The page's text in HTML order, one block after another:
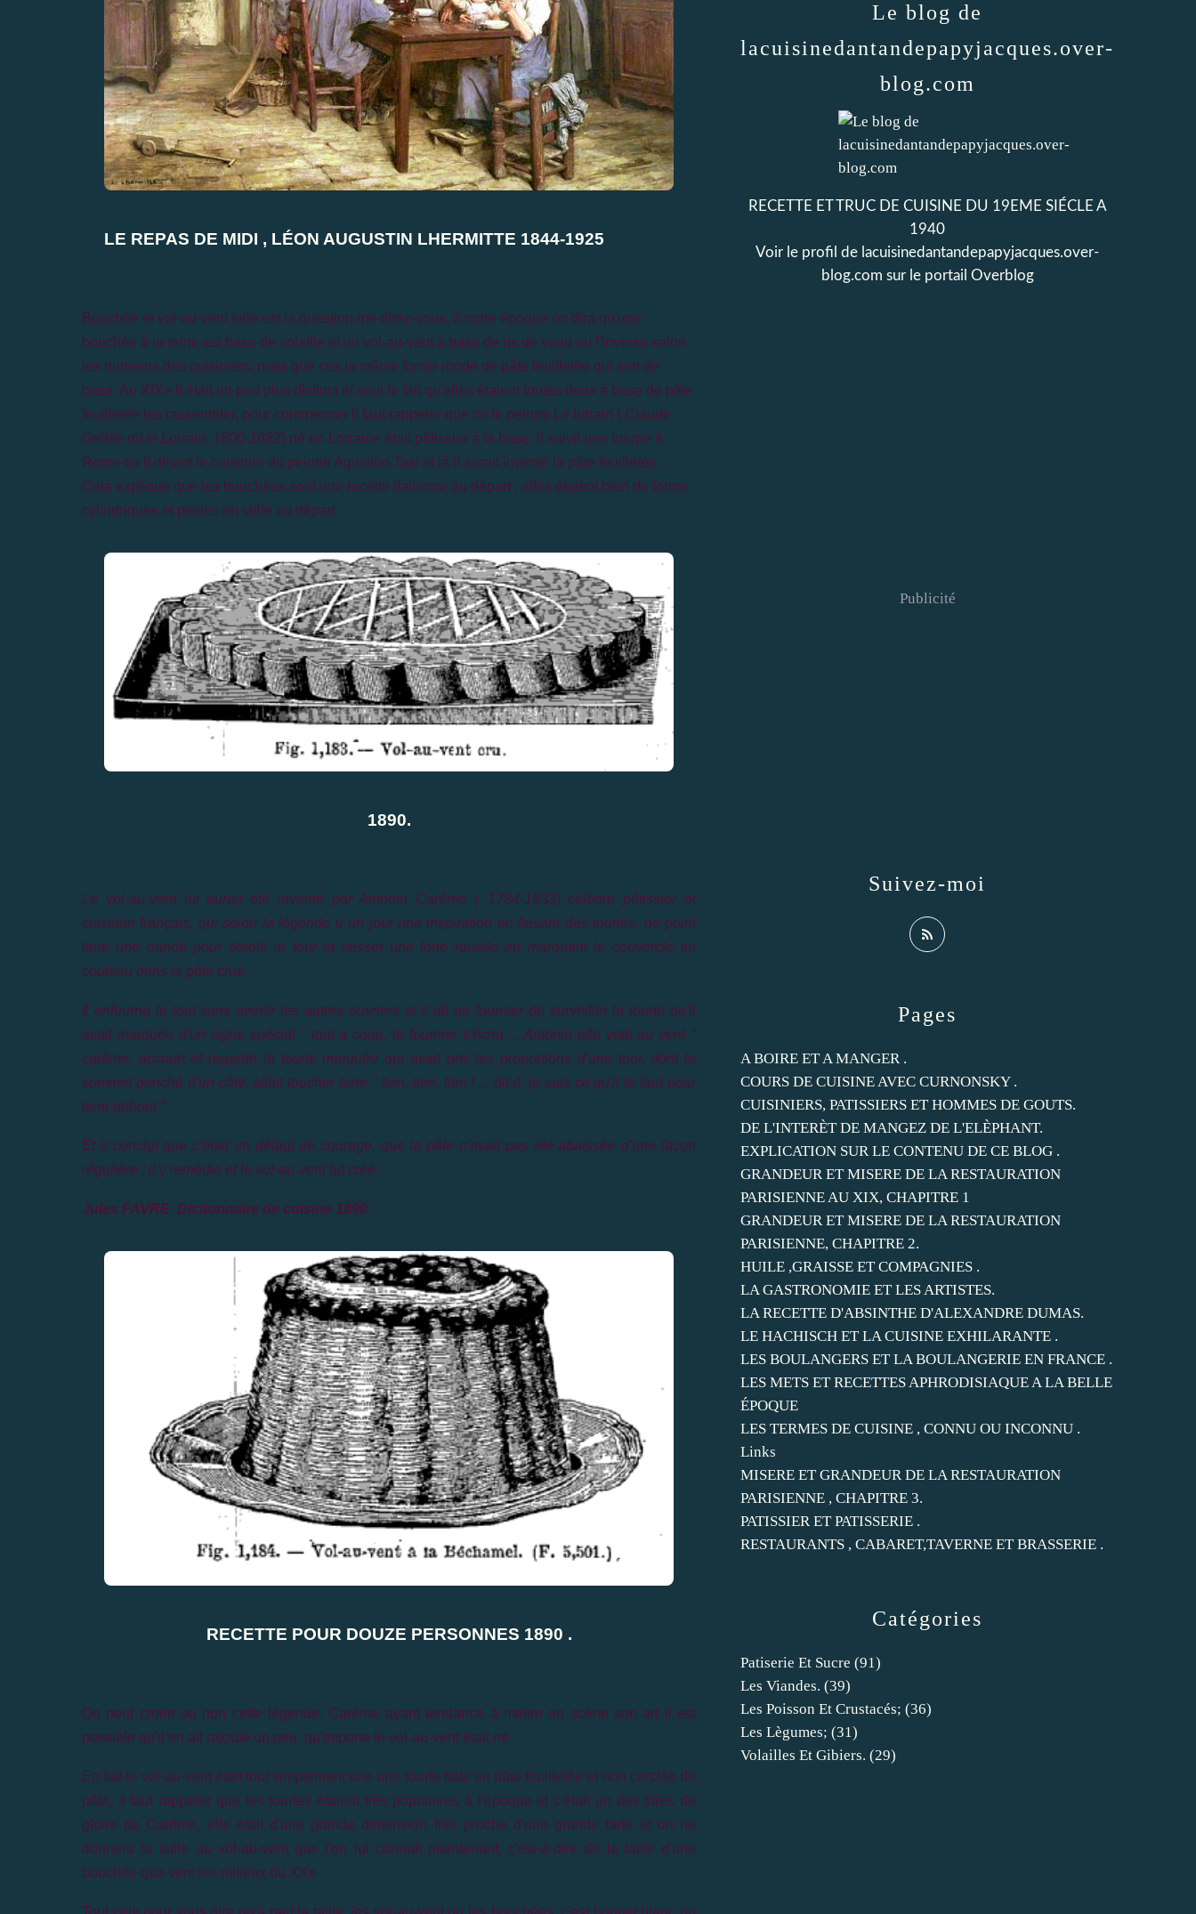
LE REPAS DE MIDI , LÉON AUGUSTIN LHERMITTE 1844-1925
Bouchée et vol-au-vent telle est la question me direz-vous, à notre époque on dira qu'une
bouchée à la reine est base de volaille et un vol-au-vent à base de ris de veau ou l'inverse selon
les humeurs des cuisiniers, mais que ces la même forme ronde de pâte feuilletée qui sert de
base. Au XIXe il était un peu plus distinct et seul le fait qu'elles étaient toutes deux à base de pâte
feuilletée les rassembl er, pour commencer il faut rappeler que ce le peintre Le lorrain ( Claude
Gellée dit le Lorrain, 1600-1682) né en Lorraine était pâtissier à la base, il suivit une troupe à
Rome ou il devint le cuisinier du peintre Agustino Tasi et là il aurait inventé la pâte feuilletée .
Cela explique que les bouchées sont une recette italienne au départ , elles étaient bien de forme
cylindriques et petites en taille au départ .
1890.
Le vol-au-vent lui aurait été inventé par Antonin Carême ( 1784-1833) célèbre pâtissier et
cuisinier français, qui selon la légende u un jour une inspiration en faisant des tourtes, ne point
faire une bande pour établir le tour et laisserune forte rouelle en marquant le couvercle au
couteau dans la pâte crue.
Il enfourna le tout sans avertir les autres ouvriers et il dit au fournier de surveiller la tourte qu'il
avait marquée d'un signe spécial " tout a coup, le fournier s'écria ... Antonin elle vole au vent "
carême, accourt et regarde la tourte marquée qui avait pris les proportions d'une tour, dont le
sommet penché d'un côté, allait toucher terre " tien, tien, tien ! ... dit-il, je sais ce qu'il te faut pour
tenir debout ".
Et il conclut que c'était un défaut de courage, que la pâte n'avait pas été abaissée d'une façon
régulière ; il y remédia et le vol-au-vent fut créé .
Jules FAVRE, Dictionnaire de cuisine 1890 .
RECETTE POUR DOUZE PERSONNES 1890 .
On peut croire ou non cette légende, Carême ayant tendance à mettre en scène son art il est
possible qu'il en ait rajouté un peu, qu'importe le vol-au-vent était né .
En fait le vol-au-vent était tout simplement une une tourte faite en pâte feuilletée et non cerclée de
pâte, il faut rappeler que les tourtes étaient très populaires à l'époque et c'était un des titres de
gloire de Carême, elle était d'une grande dimension très proche d'une grande tarte et on ne
donnera la taille au vol-au-vent que l'on lui connaît maintenant, c'est-à-dire de la taille d'une
bouchée que vers les milieux du XXe .
Catégories
Patiserie Et Sucre (91)
Les Viandes. (39)
Les Poisson Et Crustacés; (36)
Les Lègumes; (31)
Volailles Et Gibiers. (29)
Pages
A BOIRE ET A MANGER .
COURS DE CUISINE AVEC CURNONSKY .
CUISINIERS, PATISSIERS ET HOMMES DE GOUTS.
DE L'INTERÈT DE MANGEZ DE L'ELÈPHANT.
EXPLICATION SUR LE CONTENU DE CE BLOG .
GRANDEUR ET MISERE DE LA RESTAURATION
PARISIENNE AU XIX, CHAPITRE 1
GRANDEUR ET MISERE DE LA RESTAURATION
PARISIENNE, CHAPITRE 2.
HUILE ,GRAISSE ET COMPAGNIES .
LA GASTRONOMIE ET LES ARTISTES.
LA RECETTE D'ABSINTHE D'ALEXANDRE DUMAS.
LE HACHISCH ET LA CUISINE EXHILARANTE .
LES BOULANGERS ET LA BOULANGERIE EN FRANCE .
LES METS ET RECETTES APHRODISIAQUE A LA BELLE
ÉPOQUE
LES TERMES DE CUISINE , CONNU OU INCONNU .
Links
MISERE ET GRANDEUR DE LA RESTAURATION
PARISIENNE , CHAPITRE 3.
PATISSIER ET PATISSERIE .
RESTAURANTS , CABARET,TAVERNE ET BRASSERIE .
Le blog de
lacuisinedantandepapyjacques.over-
blog.com
RECETTE ET TRUC DE CUISINE DU 19EME SIÉCLE A
1940
Voir le profil de lacuisinedantandepapyjacques.over-
blog.com sur le portail Overblog
Suivez-moi
Publicité